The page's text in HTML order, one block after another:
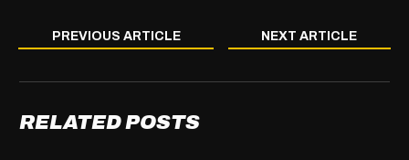
PREVIOUS ARTICLE NEXT ARTICLE
RELATED POSTS